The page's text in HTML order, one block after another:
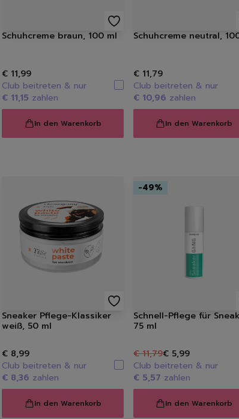
Waschzusatz |
Fleckenentferner
Textilerfrischer
Waschzubehör
Spülen
Spülbürsten |
Geschirrtücher
Spülzubehör
Innenraum |
Außen | Lack
Felgen | Reifen |
Autodüfte
Autopflege-
Schuhpflege
Schuhreinigung
Schuhbürsten
Schuhcreme
Duft | Kerzen
Schuhcreme braun, 100 ml
€ 11,99
Club beitreten & nur
€ 11,15 zahlen
In den Warenkorb
Schuhcreme neutral,
€ 11,79
Club beitreten & nur
€ 10,96 zahlen
In den Warenkorb
Sneaker Pflege-Klassiker
weiß, 50 ml
€ 8,99
Club beitreten & nur
€ 8,36 zahlen
In den Warenkorb
-49%
Schnell-Pflege für
75 ml
€ 11,79€ 5,99
Club beitreten & nur
€ 5,57 zahlen
In den Warenkorb